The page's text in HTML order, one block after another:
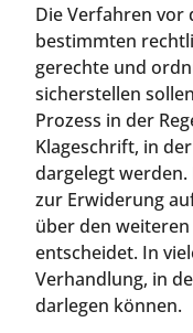
Die Verfahren vor
bestimmten
gerechte und
sicherstellen
Prozess in der
Klageschrift, in
dargelegt
zur Erwiderung
über den
entscheidet. In
Verhandlung, in
darlegen können.